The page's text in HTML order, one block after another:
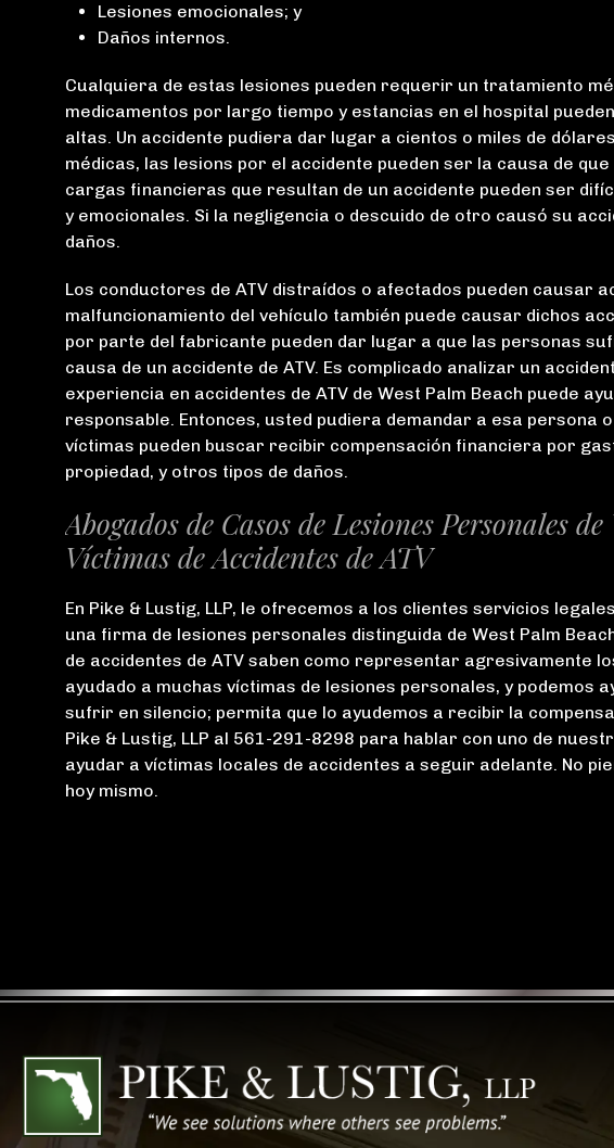
Lesiones emocionales; y
Daños internos.
Cualquiera de estas lesiones pueden requerir un tratamiento
medicamentos por largo tiempo y estancias en el hospital
altas. Un accidente pudiera dar lugar a cientos o miles de
médicas, las lesions por el accidente pueden ser la causa de
cargas financieras que resultan de un accidente pueden ser
y emocionales. Si la negligencia o descuido de otro causó su
daños.
Los conductores de ATV distraídos o afectados pueden causar
malfuncionamiento del vehículo también puede causar dichos
por parte del fabricante pueden dar lugar a que las personas
causa de un accidente de ATV. Es complicado analizar un
experiencia en accidentes de ATV de West Palm Beach puede
responsable. Entonces, usted pudiera demandar a esa persona
víctimas pueden buscar recibir compensación financiera por
propiedad, y otros tipos de daños.
Abogados de Casos de Lesiones Personales
Víctimas de Accidentes de ATV
En Pike & Lustig, LLP, le ofrecemos a los clientes servicios
una firma de lesiones personales distinguida de West Palm
de accidentes de ATV saben como representar agresivamente
ayudado a muchas víctimas de lesiones personales, y podemos
sufrir en silencio; permita que lo ayudemos a recibir la
Pike & Lustig, LLP al 561-291-8298 para hablar con uno de
ayudar a víctimas locales de accidentes a seguir adelante. No
hoy mismo.